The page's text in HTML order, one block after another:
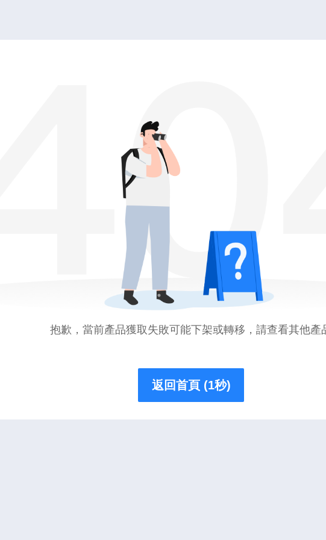
抱歉，當前產品獲取失敗可能下架或轉移，請查看其他產
返回首頁 (1秒)